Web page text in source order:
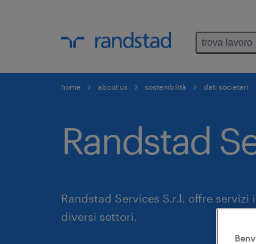
trova lavoro
home about us sostenibilità dati societari
Randstad
Randstad Services S.r.l. offre servizi
diversi settori.